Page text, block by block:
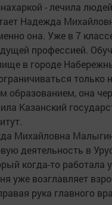
- лечила
Надежда
она. Уже в 7
профессией.
в городе
только
образованием, она
Казанский
Михайловна
деятельность в
когда-то работала
уже возглавляет
рука главного